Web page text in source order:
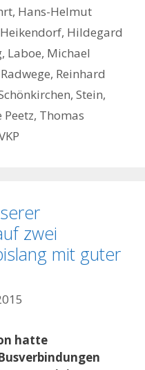
, Hans-Helmut
Heikendorf, Hildegard
, Laboe, Michael
Radwege, Reinhard
, Stein,
Peetz, Thomas
zwei
mit guter
hatte